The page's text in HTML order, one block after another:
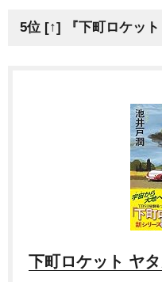
5位 [↑] 『下町ロケット
下町ロケット ヤ